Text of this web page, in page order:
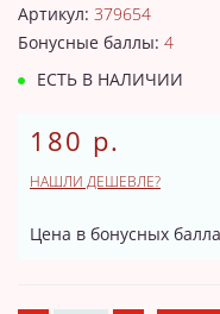
Артикул: 379654
Бонусные баллы: 4
ЕСТЬ В НАЛИЧИИ
180 р.
НАШЛИ ДЕШЕВЛЕ?
Цена в бонусных